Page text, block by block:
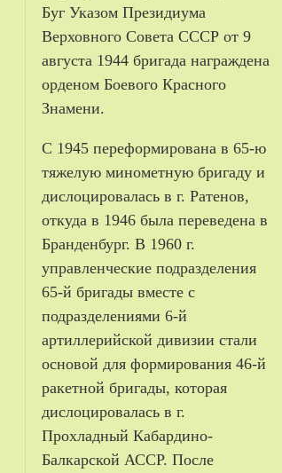
Буг Указом Президиума
Верховного Совета СССР от 9
августа 1944 бригада награждена
орденом Боевого Красного
Знамени.
С 1945 переформирована в 65-ю
тяжелую минометную бригаду и
дислоцировалась в г. Ратенов,
откуда в 1946 была переведена в
Бранденбург. В 1960 г.
управленческие подразделения
65-й бригады вместе с
подразделениями 6-й
артиллерийской дивизии стали
основой для формирования 46-й
ракетной бригады, которая
дислоцировалась в г.
Прохладный Кабардино-
Балкарской АССР. После